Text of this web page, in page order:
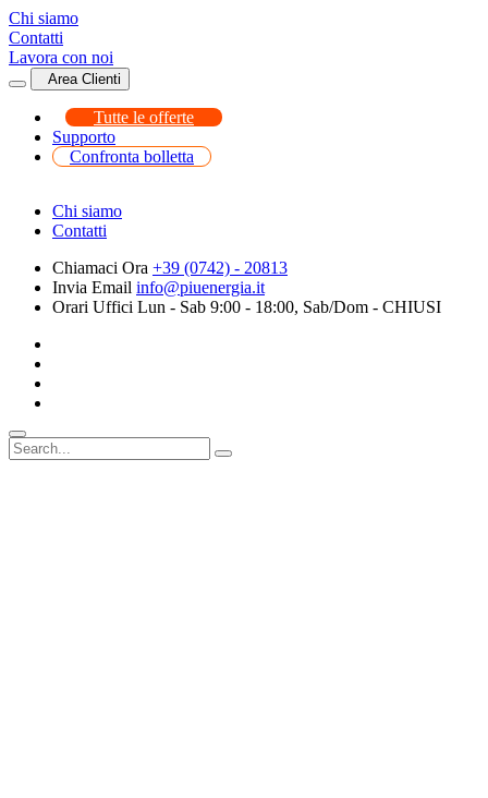
Chi siamo
Contatti
Lavora con noi
Area Clienti
Tutte le offerte
Supporto
Confronta bolletta
Chi siamo
Contatti
Chiamaci Ora +39 (0742) - 20813
Invia Email info@piuenergia.it
Orari Uffici Lun - Sab 9:00 - 18:00, Sab/Dom - CHIUSI